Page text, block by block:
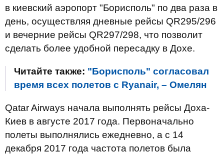
в киевский аэропорт "Борисполь" по два раза в
день, осуществляя дневные рейсы QR295/296
и вечерние рейсы QR297/298, что позволит
сделать более удобной пересадку в Дохе.
Читайте также: "Борисполь" согласовал
время всех полетов с Ryanair, – Омелян
Qatar Airways начала выполнять рейсы Доха-
Киев в августе 2017 года. Первоначально
полеты выполнялись ежедневно, а с 14
декабря 2017 года частота полетов была